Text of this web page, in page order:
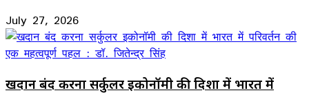
July 27, 2026
खदान बंद करना सर्कुलर इकोनॉमी की दिशा में भारत में